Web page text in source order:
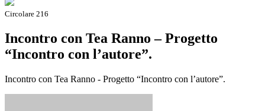
Circolare 216
Incontro con Tea Ranno – Progetto
“Incontro con l’autore”.
Incontro con Tea Ranno - Progetto “Incontro con l’autore”.